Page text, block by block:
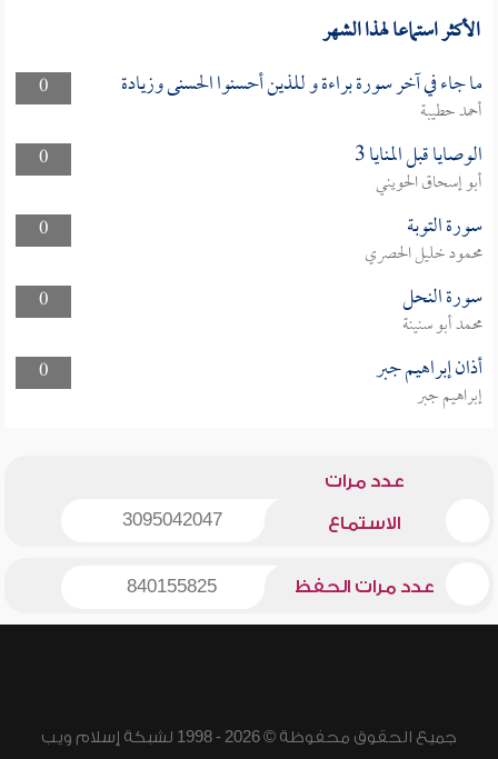
الأكثر استماعا لهذا الشهر
0 ما جاء في آخر سورة براءة و للذين أحسنوا الحسنى وزيادة
أحمد حطيبة
0
الوصايا قبل المنايا 3
أبو إسحاق الحويني
0
سورة التوبة
محمود خليل الحصري
0
سورة النحل
محمد أبو سنينة
0
أذان إبراهيم جبر
إبراهيم جبر
عدد مرات
الاستماع 3095042047
عدد مرات الحفظ 840155825
جميع الحقوق محفوظة © 2026 - 1998 لشبكة إسلام ويب